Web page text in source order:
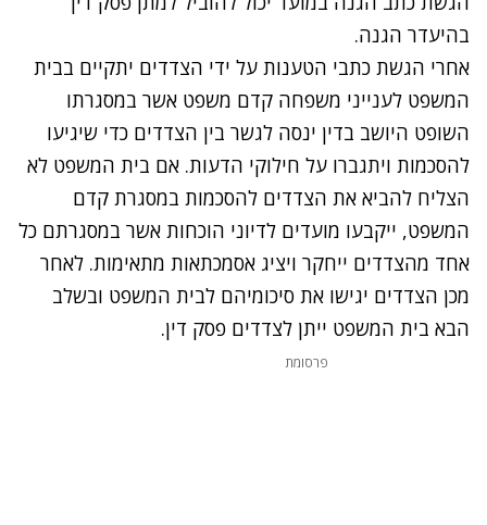
בהיעדר הגנה.
אחרי הגשת כתבי הטענות על ידי הצדדים יתקיים בבית
המשפט לענייני משפחה קדם משפט אשר במסגרתו
השופט היושב בדין ינסה לגשר בין הצדדים כדי שיגיעו
להסכמות ויתגברו על חילוקי הדעות. אם בית המשפט לא
הצליח להביא את הצדדים להסכמות במסגרת קדם
המשפט, ייקבעו מועדים לדיוני הוכחות אשר במסגרתם כל
אחד מהצדדים ייחקר ויציג אסמכתאות מתאימות. לאחר
מכן הצדדים יגישו את סיכומיהם לבית המשפט ובשלב
הבא בית המשפט ייתן לצדדים פסק דין.
פרסומת